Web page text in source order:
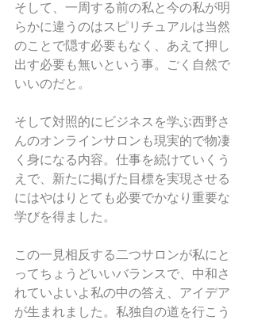
そして、一周する前の私と今の私が明
らかに違うのはスピリチュアルは当然
のことで隠す必要もなく、あえて押し
出す必要も無いという事。ごく自然で
いいのだと。
そして対照的にビジネスを学ぶ西野さ
んのオンラインサロンも現実的で物凄
く身になる内容。仕事を続けていくう
えで、新たに掲げた目標を実現させる
にはやはりとても必要でかなり重要な
学びを得ました。
この一見相反する二つサロンが私にと
ってちょうどいいバランスで、中和さ
れていよいよ私の中の答え、アイデア
が生まれました。私独自の道を行こう